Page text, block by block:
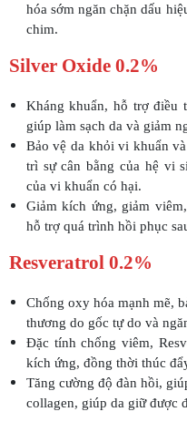
hóa sớm ngăn chặn dấu
chim.
Silver Oxide 0.2%
Kháng khuẩn, hỗ trợ điều
giúp làm sạch da và giảm
Bảo vệ da khỏi vi khuẩn
trì sự cân bằng của hệ vi
của vi khuẩn có hại.
Giảm kích ứng, giảm
hỗ trợ quá trình hồi phục
Resveratrol 0.2%
Chống oxy hóa mạnh mẽ,
thương do gốc tự do và
Đặc tính chống viêm,
kích ứng, đồng thời thúc
Tăng cường độ đàn hồi,
collagen, giúp da giữ được